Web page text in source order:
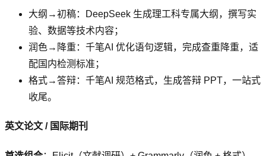
大纲→初稿：DeepSeek 生成理工科专属大纲，撰写实
验、数据等技术内容；
润色→降重：千笔AI 优化语句逻辑，完成查重降重，适
配国内检测标准；
格式→答辩：千笔AI 规范格式，生成答辩 PPT，一站式
收尾。
英文论文 / 国际期刊